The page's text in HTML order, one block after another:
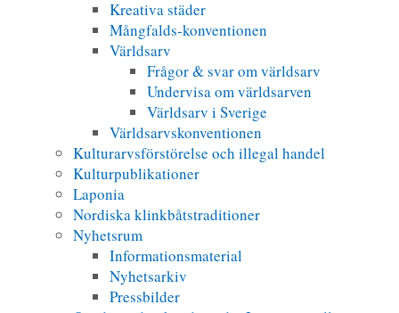
Kreativa städer
Mångfalds-konventionen
Världsarv
Frågor & svar om världsarv
Undervisa om världsarven
Världsarv i Sverige
Världsarvskonventionen
Kulturarvsförstörelse och illegal handel
Kulturpublikationer
Laponia
Nordiska klinkbåtstraditioner
Nyhetsrum
Informationsmaterial
Nyhetsarkiv
Pressbilder